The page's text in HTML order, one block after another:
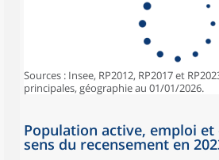
Sources : Insee, RP2012, RP2017 et
principales, géographie au 01/01/2026.
Population active, emploi et
sens du recensement en